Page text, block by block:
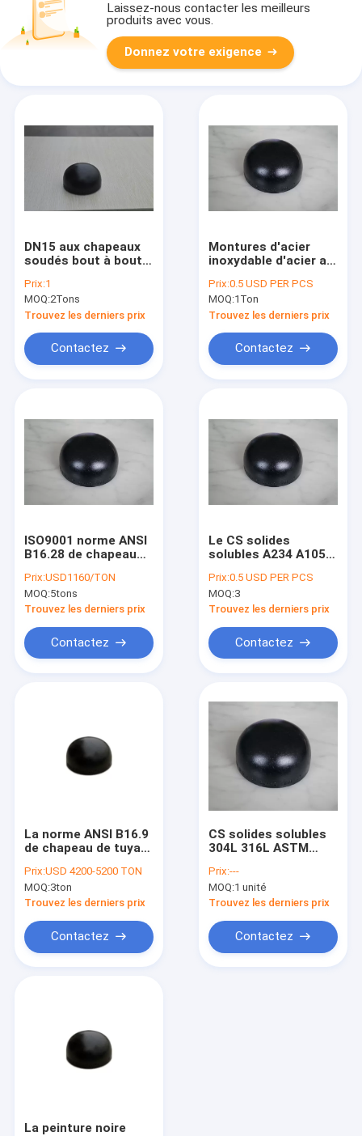
A propos de nous
BRIDENT EN 1092-1 DIN
BRIDE JIS B2220
GOST 33259 DE BRIDE
BRIDE AWWA C207-07
MONTAGE DE TUYAU ASME B16.9
Laissez-nous contacter les meilleurs
produits avec vous.
Donnez votre exigence
DN15 aux chapeaux
soudés bout à bout
SCH20 SCH100
SCH120 XXS de
l'acier inoxydable
DN1200
Prix:1
MOQ:2Tons
Trouvez les derniers prix
Contactez
Montures d'acier
inoxydable d'acier au
de noir d'en de la
norme ANSI B16.9
DIN de tuyaux
Prix:0.5 USD PER PCS
MOQ:1Ton
Trouvez les derniers prix
Contactez
ISO9001 norme ANSI
B16.28 de chapeau
A234 WPB peinture
de Blakc de 0,5
pouces à 48 pouces
Prix:USD1160/TON
MOQ:5tons
Trouvez les derniers prix
Contactez
Le CS solides
solubles A234 A105
monture mettante
d'aplomb noire
d'huile de preuve de
tuyau d'acier
Prix:0.5 USD PER PCS
MOQ:3
Trouvez les derniers prix
Contactez
La norme ANSI B16.9
de chapeau de tuyau
programme 40
sifflent le réducteur
A234 WPB de pièce
montage
Prix:USD 4200-5200 TON
MOQ:3ton
Trouvez les derniers prix
Contactez
CS solides solubles
304L 316L ASTM
SCH40 SCH80 XS
SCH160 de tuyau
d'acier de 2 pouces
Prix:---
MOQ:1 unité
Trouvez les derniers prix
Contactez
La peinture noire